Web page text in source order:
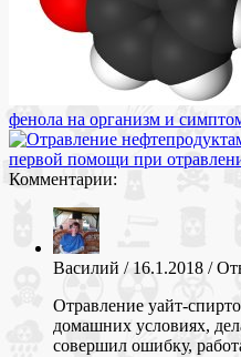
фенола на организм и
первой помощи при
Комментарии:
Василий / 16.1.2018 /
Отравление уайт-
домашних условиях,
совершил ошибку,